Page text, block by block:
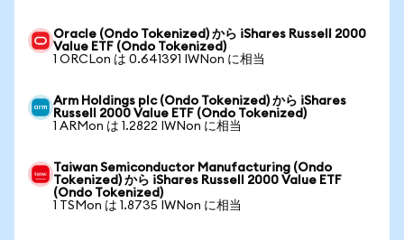
Oracle (Ondo Tokenized) から iShares Russell 2000
Value ETF (Ondo Tokenized)
1 ORCLon は 0.641391 IWNon に相当
Arm Holdings plc (Ondo Tokenized) から iShares
Russell 2000 Value ETF (Ondo Tokenized)
1 ARMon は 1.2822 IWNon に相当
Taiwan Semiconductor Manufacturing (Ondo
Tokenized) から iShares Russell 2000 Value ETF
(Ondo Tokenized)
1 TSMon は 1.8735 IWNon に相当